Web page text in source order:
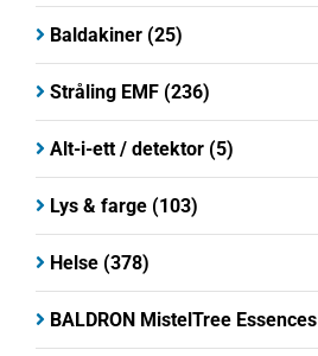
Baldakiner (25)
Stråling EMF (236)
Alt-i-ett / detektor (5)
Lys & farge (103)
Helse (378)
BALDRON MistelTree Essences